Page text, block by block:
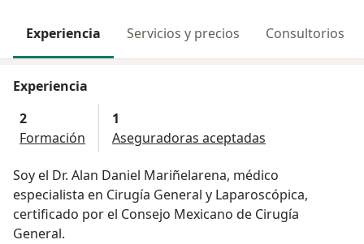
Experiencia Servicios y precios Consultorios
Experiencia
2
Formación
1
Aseguradoras aceptadas
Soy el Dr. Alan Daniel Mariñelarena, médico
especialista en Cirugía General y Laparoscópica,
certificado por el Consejo Mexicano de Cirugía
General.